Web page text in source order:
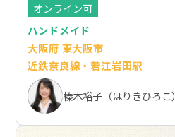
オンライン可
ハンドメイド
大阪府 東大阪市
近鉄奈良線・若江岩田駅
榛木裕子（はりきひろこ）